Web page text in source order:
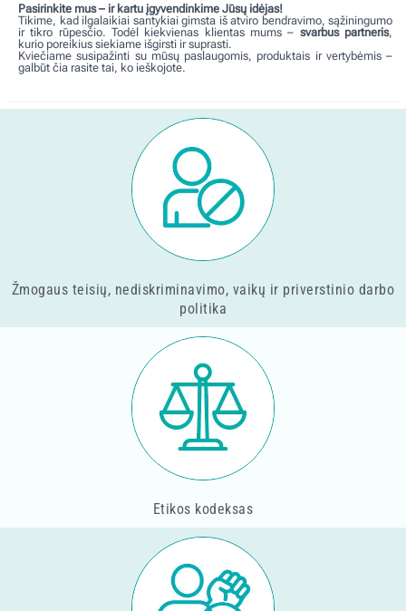
Pasirinkite mus – ir kartu įgyvendinkime Jūsų idėjas!
Tikime, kad ilgalaikiai santykiai gimsta iš atviro bendravimo, sąžiningumo
ir tikro rūpesčio. Todėl kiekvienas klientas mums – svarbus partneris,
kurio poreikius siekiame išgirsti ir suprasti.
Kviečiame susipažinti su mūsų paslaugomis, produktais ir vertybėmis –
galbūt čia rasite tai, ko ieškojote.
Žmogaus teisių, nediskriminavimo, vaikų ir priverstinio darbo
politika
Etikos kodeksas